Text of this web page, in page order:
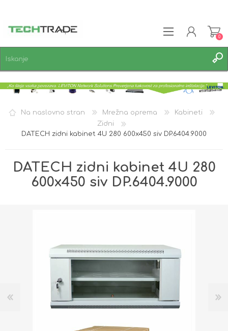
PRIJAVA
0
Na naslovno stran Mrežna oprema
Kabineti
Zidni
DATECH zidni kabinet 4U 280 600x450 siv DP.6404.9000
DATECH zidni kabinet 4U 280
600x450 siv DP.6404.9000